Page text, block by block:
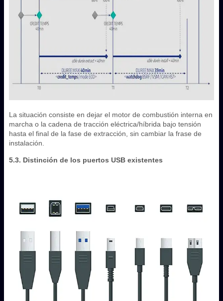
La situación consiste en dejar el motor de combustión interna en
marcha o la cadena de tracción eléctrica/híbrida bajo tensión
hasta el final de la fase de extracción, sin cambiar la frase de
instalación.
5.3. Distinción de los puertos USB existentes